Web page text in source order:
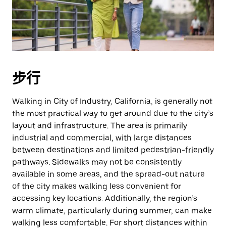
选
择
日
期。
按
出
可
关
闭
日
历。
步行
Walking in City of Industry, California, is generally not
the most practical way to get around due to the city’s
layout and infrastructure. The area is primarily
industrial and commercial, with large distances
between destinations and limited pedestrian-friendly
pathways. Sidewalks may not be consistently
available in some areas, and the spread-out nature
of the city makes walking less convenient for
accessing key locations. Additionally, the region’s
warm climate, particularly during summer, can make
walking less comfortable. For short distances within